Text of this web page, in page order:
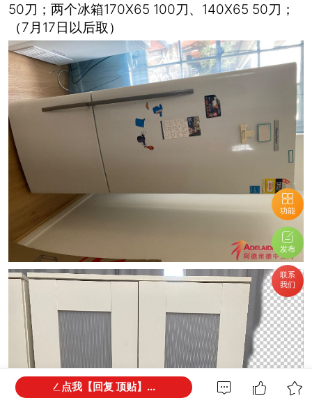
功能
发布
联系
我们
50刀；两个冰箱170X65 100刀、140X65 50刀；
（7月17日以后取）
点我【回复 顶贴】...